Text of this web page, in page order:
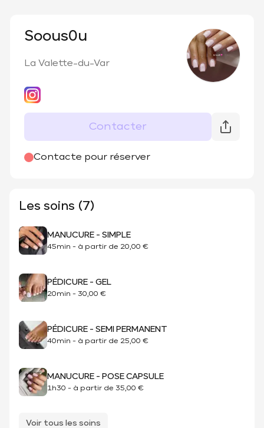
Soous0u
La Valette-du-Var
Contacter
Contacte pour réserver
Les soins (7)
MANUCURE - SIMPLE
45min - à partir de 20,00 €
PÉDICURE - GEL
20min - 30,00 €
PÉDICURE - SEMI PERMANENT
40min - à partir de 25,00 €
MANUCURE - POSE CAPSULE
1h30 - à partir de 35,00 €
Voir tous les soins